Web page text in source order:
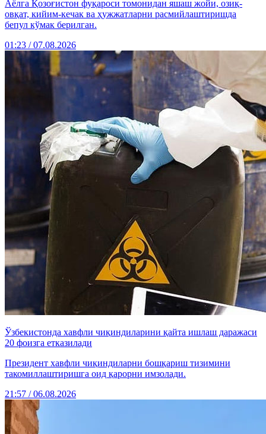
Аёлга Қозоғистон фуқароси томонидан яшаш жойи, озиқ-
овқат, кийим-кечак ва ҳужжатларни расмийлаштиришда
бепул кўмак берилган.
01:23 / 07.08.2026
Ўзбекистонда хавфли чиқиндиларини қайта ишлаш даражаси
20 фоизга етказилади
Президент хавфли чиқиндиларни бошқариш тизимини
такомиллаштиришга оид қарорни имзолади.
21:57 / 06.08.2026